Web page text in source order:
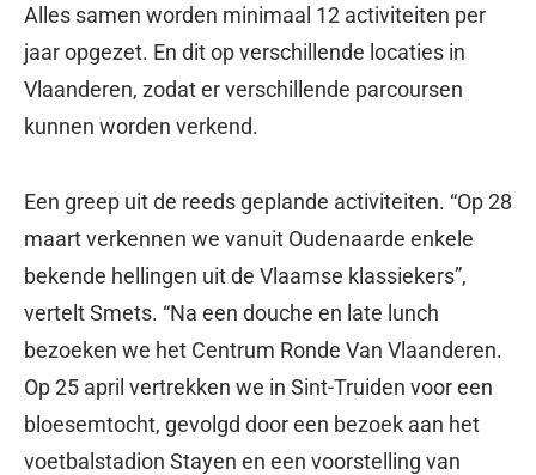
Alles samen worden minimaal 12 activiteiten per
jaar opgezet. En dit op verschillende locaties in
Vlaanderen, zodat er verschillende parcoursen
kunnen worden verkend.
Een greep uit de reeds geplande activiteiten. “Op 28
maart verkennen we vanuit Oudenaarde enkele
bekende hellingen uit de Vlaamse klassiekers”,
vertelt Smets. “Na een douche en late lunch
bezoeken we het Centrum Ronde Van Vlaanderen.
Op 25 april vertrekken we in Sint-Truiden voor een
bloesemtocht, gevolgd door een bezoek aan het
voetbalstadion Stayen en een voorstelling van